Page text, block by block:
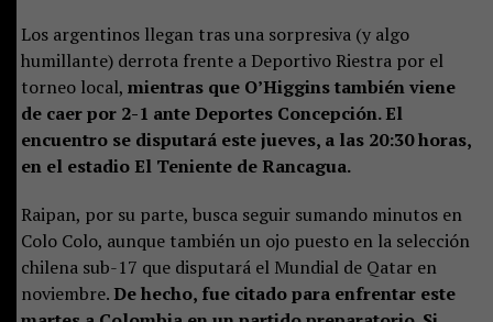
Los argentinos llegan tras una sorpresiva (y algo
humillante) derrota frente a Deportivo Riestra por el
torneo local, mientras que O’Higgins también viene
de caer por 2-1 ante Deportes Concepción. El
encuentro se disputará este jueves, a las 20:30 horas,
en el estadio El Teniente de Rancagua.
Raipan, por su parte, busca seguir sumando minutos en
Colo Colo, aunque también un ojo puesto en la selección
chilena sub-17 que disputará el Mundial de Qatar en
noviembre. De hecho, fue citado para enfrentar este